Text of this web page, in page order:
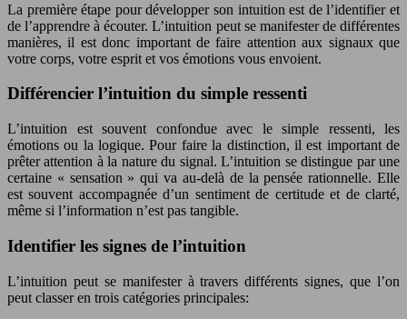
La première étape pour développer son intuition est de l’identifier et
de l’apprendre à écouter. L’intuition peut se manifester de différentes
manières, il est donc important de faire attention aux signaux que
votre corps, votre esprit et vos émotions vous envoient.
Différencier l’intuition du simple ressenti
L’intuition est souvent confondue avec le simple ressenti, les
émotions ou la logique. Pour faire la distinction, il est important de
prêter attention à la nature du signal. L’intuition se distingue par une
certaine « sensation » qui va au-delà de la pensée rationnelle. Elle
est souvent accompagnée d’un sentiment de certitude et de clarté,
même si l’information n’est pas tangible.
Identifier les signes de l’intuition
L’intuition peut se manifester à travers différents signes, que l’on
peut classer en trois catégories principales: